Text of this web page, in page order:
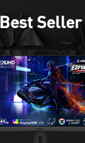
Best Seller